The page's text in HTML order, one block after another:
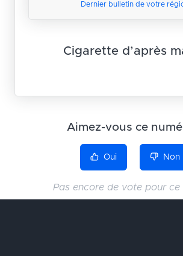
Dernier bulletin de votre
Cigarette d’après
Aimez-vous ce
Oui Non
Pas encore de vote pour ce